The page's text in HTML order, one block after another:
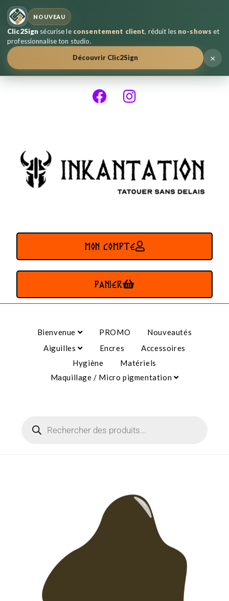
NOUVEAU
Clic2Sign sécurise le consentement client, réduit les no-shows et
professionnalise ton studio.
Découvrir Clic2Sign
×
MON COMPTE
PANIER
Bienvenue PROMO
Nouveautés
Aiguilles
Encres
Accessoires
Hygiène
Matériels
Maquillage / Micro pigmentation